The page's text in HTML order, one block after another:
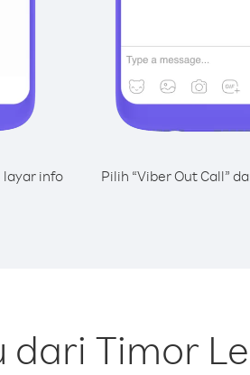
layar info
Pilih “Viber Out Call”
dari Timor